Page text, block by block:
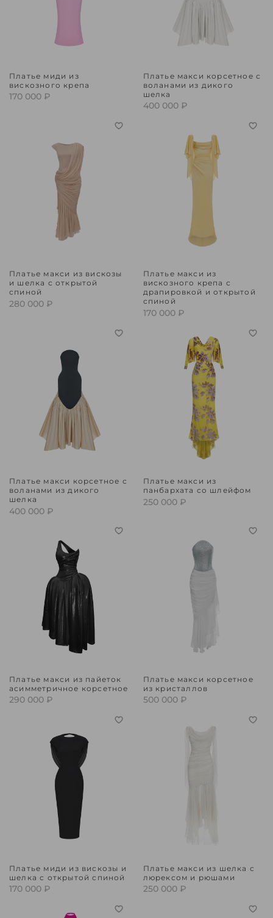
Платье миди из
вискозного крепа
170 000 ₽
Платье макси корсетное с
воланами из дикого
шелка
400 000 ₽
Платье макси из вискозы
и шелка с открытой
спиной
280 000 ₽
Платье макси из
вискозного крепа с
драпировкой и открытой
спиной
170 000 ₽
Платье макси корсетное с
воланами из дикого
шелка
400 000 ₽
Платье макси из
панбархата со шлейфом
250 000 ₽
Платье макси из пайеток
асимметричное корсетное
290 000 ₽
Платье макси корсетное
из кристаллов
500 000 ₽
Платье миди из вискозы и
шелка с открытой спиной
170 000 ₽
Платье макси из шелка с
люрексом и рюшами
250 000 ₽